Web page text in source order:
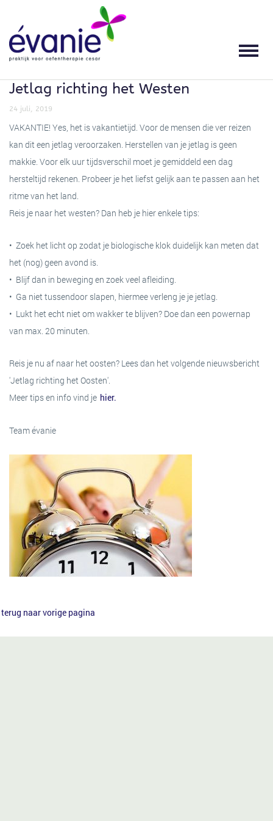
Jetlag richting het Westen
24 juli, 2019
VAKANTIE! Yes, het is vakantietijd. Voor de mensen die ver reizen
kan dit een jetlag veroorzaken. Herstellen van je jetlag is geen
makkie. Voor elk uur tijdsverschil moet je gemiddeld een dag
hersteltijd rekenen. Probeer je het liefst gelijk aan te passen aan het
ritme van het land.
Reis je naar het westen? Dan heb je hier enkele tips:
• Zoek het licht op zodat je biologische klok duidelijk kan meten dat
het (nog) geen avond is.
• Blijf dan in beweging en zoek veel afleiding.
• Ga niet tussendoor slapen, hiermee verleng je je jetlag.
• Lukt het echt niet om wakker te blijven? Doe dan een powernap
van max. 20 minuten.
Reis je nu af naar het oosten? Lees dan het volgende nieuwsbericht
'Jetlag richting het Oosten'.
Meer tips en info vind je hier.
Team évanie
terug naar vorige pagina
OEFENTHERAPIE
WAT IS OEFENTHERAPIE?
VOOR WIE IS OEFENTHERAPIE
GESCHIKT?
WERKWIJZE
GROEPSLESSEN
KLACHTEN
HOOFDPIJN EN
NEK-, SCHOUDER EN ARMKLACHTEN
RUG- EN BEKKENKLACHTEN
HEUP-, KNIE- EN VOETKLACHTEN
ADEMHALINGSKLACHTEN
WERK- EN SPORTGERELATEERDE
KLACHTEN
CHRONISCHE KLACHTEN
REUMATISCHE AANDOENINGEN
BEWEGINGSAFWIJKINGEN
TERUG
SPECIALISATIES
SLAAPOEFENTHERAPIE
ADEM- EN ONTSPANNINGSTHERAPIE
SENSORISCHE INTEGRATIE
SCOLIOSE BEHANDELING
SPORTMASSAGE
TERUG
TERUG
THERAPEUTEN
STEPHANIE BEERS
TERUG
PRAKTIJK
LOCATIES
GEZONDHEIDSCENTRUM DORST ZORG
TERUG
OPENINGSTIJDEN
VERGOEDINGEN
TARIEVEN
KWALITEIT
DOWNLOADS
TERUG
NIEUWS
ERVARINGEN